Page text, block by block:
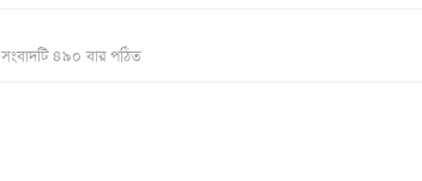
৪৯০ বার পঠিত